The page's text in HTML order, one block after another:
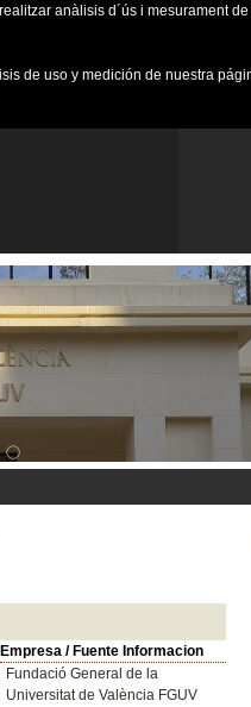
anàlisis d´ús i mesurament
de uso y medición de nuestra
Empresa / Fuente Informacion
Fundació General de la
Universitat de València FGUV